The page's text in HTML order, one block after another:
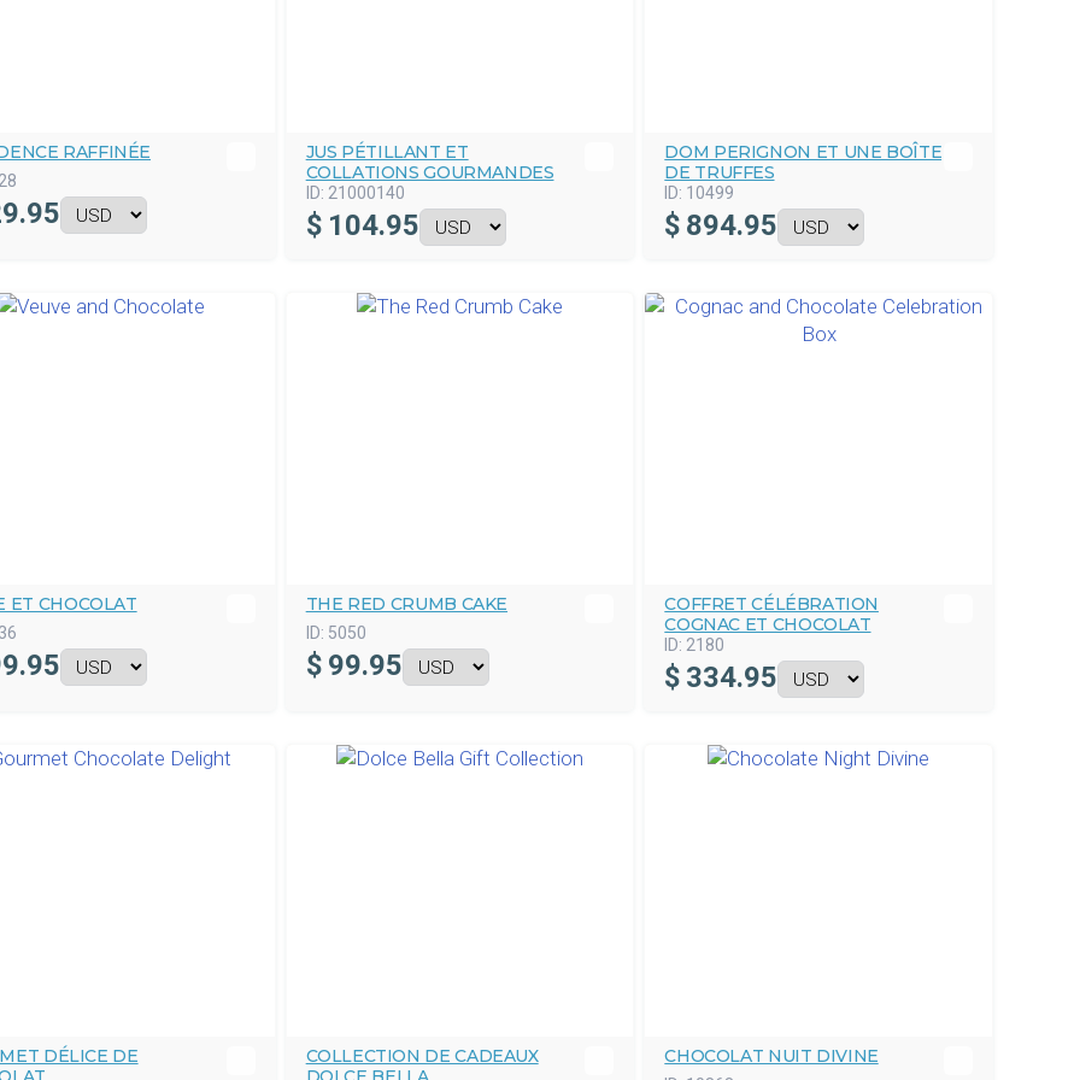
RAFFINÉE
JUS PÉTILLANT ET
COLLATIONS GOURMANDES
ID: 21000140
$ 104.95
DOM PERIGNON ET UNE BOÎTE
DE TRUFFES
ID: 10499
$ 894.95
ET CHOCOLAT THE RED CRUMB CAKE
ID: 5050
$ 99.95
COFFRET CÉLÉBRATION
COGNAC ET CHOCOLAT
ID: 2180
$ 334.95
DÉLICE DE
COLLECTION DE CADEAUX
CHOCOLAT NUIT DIVINE